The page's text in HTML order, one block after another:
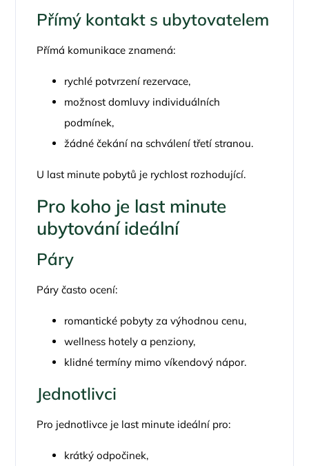
Přímý kontakt s ubytovatelem
Přímá komunikace znamená:
rychlé potvrzení rezervace,
možnost domluvy individuálních
podmínek,
žádné čekání na schválení třetí stranou.
U last minute pobytů je rychlost rozhodující.
Pro koho je last minute
ubytování ideální
Páry
Páry často ocení:
romantické pobyty za výhodnou cenu,
wellness hotely a penziony,
klidné termíny mimo víkendový nápor.
Jednotlivci
Pro jednotlivce je last minute ideální pro:
krátký odpočinek,